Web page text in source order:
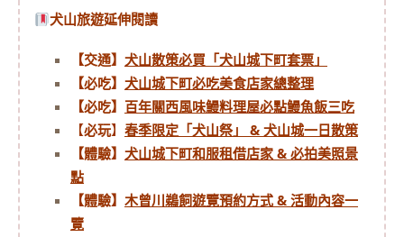
犬山旅遊延伸閱讀
【交通】 犬山散策必買「犬山城下町套票」
【必吃】 犬山城下町必吃美食店家總整理
【必吃】 百年關西風味鰻料理屋必點鰻魚飯三吃
【必玩】 春季限定「犬山祭」 & 犬山城一日散策
【體驗】 犬山城下町和服租借店家 & 必拍美照景
點
【體驗】 木曾川鵜飼遊覽預約方式 & 活動內容一
覽